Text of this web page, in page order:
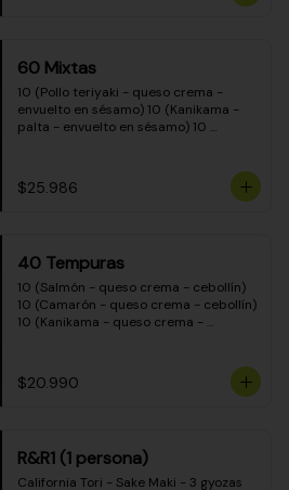
(Pimentón - queso crema - cebollín -
envuelto en masa tempura)
60 Mixtas
10 (Pollo teriyaki - queso crema -
envuelto en sésamo) 10 (Kanikama -
palta - envuelto en sésamo) 10
envuelto en queso crema) 10
(Camarón - queso crema - cebollín -
$25.986
40 Tempuras
10 (Salmón - queso crema - cebollín)
10 (Camarón - queso crema - cebollín)
10 (Kanikama - queso crema -
$20.990
R&R1 (1 persona)
California Tori - Sake Maki - 3 gyozas